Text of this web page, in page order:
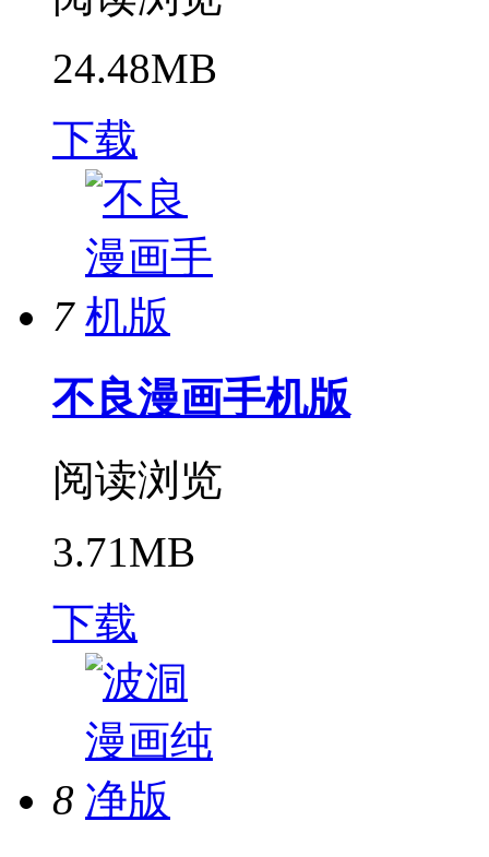
24.48MB
下载
7
不良漫画手机版
阅读浏览
3.71MB
下载
8